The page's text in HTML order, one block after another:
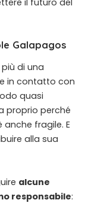
Galapagos
di una
in contatto con
quasi
proprio perché
fragile. E
alla sua
alcune
responsabile: